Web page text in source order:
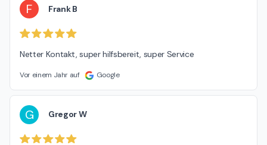
F Frank B
Netter Kontakt, super hilfsbereit, super Service
Vor einem Jahr auf Google
G Gregor W